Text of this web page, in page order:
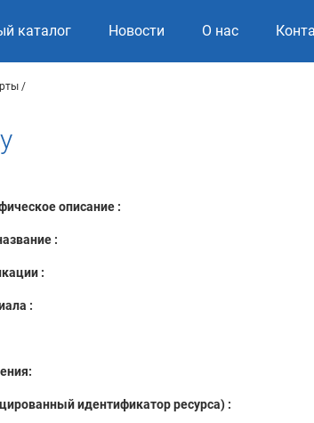
каталог Новости О нас
описание :
:
:
:
идентификатор ресурса) :